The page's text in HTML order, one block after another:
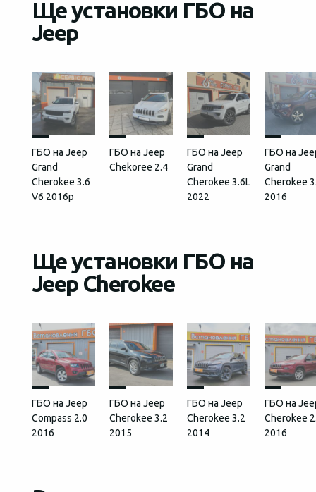
Ще установки ГБО на
Jeep
ГБО на Jeep
Grand
Cherokee 3.6
V6 2016р
ГБО на Jeep
Chekoree 2.4
ГБО на Jeep
Grand
Cherokee 3.6L
2022
ГБО на
Grand
Cherokee
2016
Ще установки ГБО на
Jeep Cherokee
ГБО на Jeep
Compass 2.0
2016
ГБО на Jeep
Cherokee 3.2
2015
ГБО на Jeep
Cherokee 3.2
2014
ГБО на
Cherokee
2016